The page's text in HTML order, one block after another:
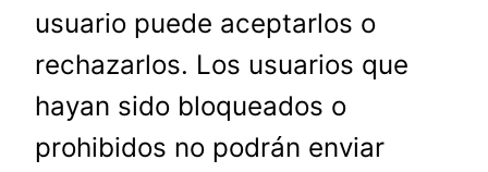
usuario puede aceptarlos o
rechazarlos. Los usuarios que
hayan sido bloqueados o
prohibidos no podrán enviar